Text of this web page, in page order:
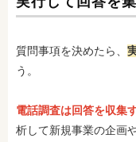
質問事項を決めたら、
う。
電話調査は回答を収集
析して新規事業の企画